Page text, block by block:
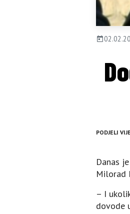
PODJELI
Danas
Milorad
– I
dovode